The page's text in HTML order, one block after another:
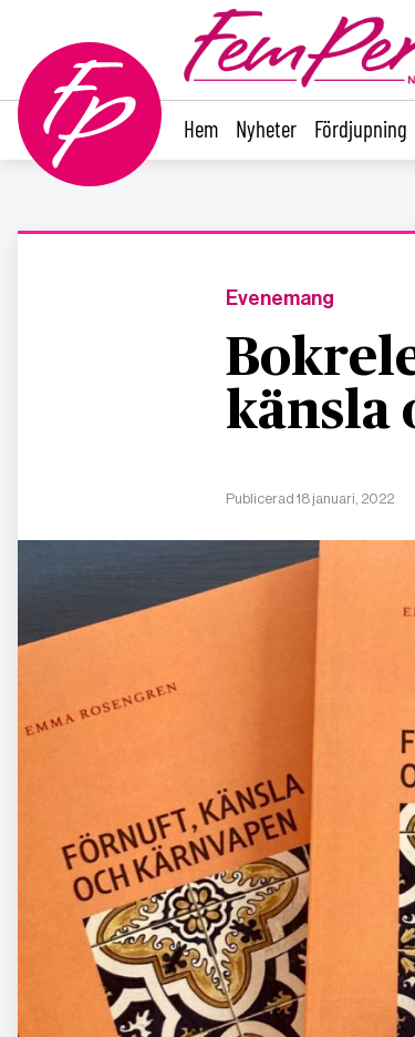
Hem Nyheter Fördjupning
Evenemang
känsla
Publicerad 18 januari, 2022